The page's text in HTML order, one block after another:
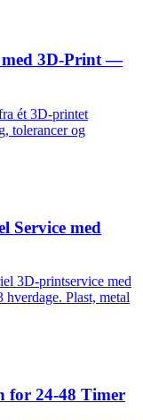
med 3D-Print —
ét 3D-printet
tolerancer og
Service med
3D-printservice med
Plast, metal
for 24-48 Timer